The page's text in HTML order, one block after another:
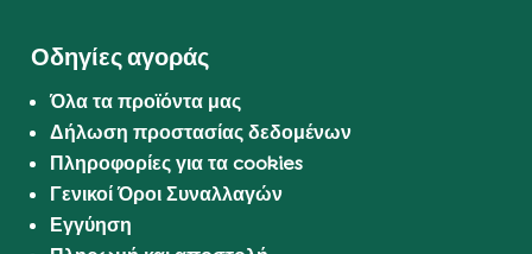
Οδηγίες αγοράς
Όλα τα προϊόντα μας
Δήλωση προστασίας δεδομένων
Πληροφορίες για τα cookies
Γενικοί Όροι Συναλλαγών
Εγγύηση